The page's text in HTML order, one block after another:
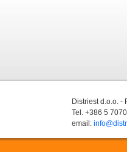
Distriest d.o.o. -
Tel. +386 5
email: